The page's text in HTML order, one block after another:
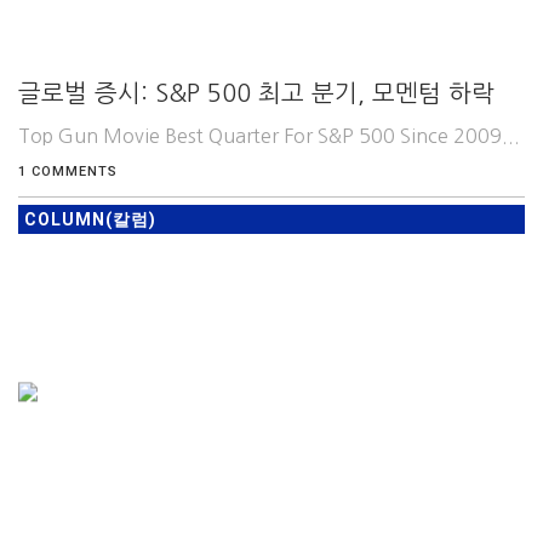
글로벌 증시: S&P 500 최고 분기, 모멘텀 하락
Top Gun Movie Best Quarter For S&P 500 Since 2009...
1 COMMENTS
COLUMN(칼럼)